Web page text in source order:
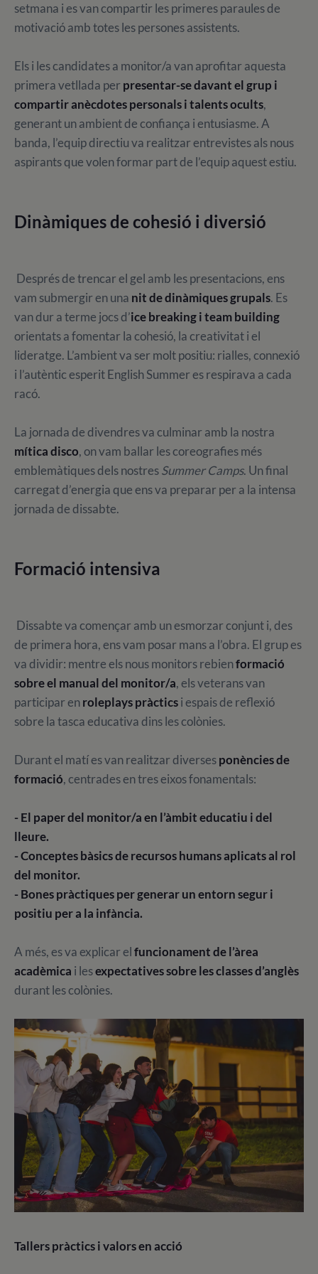
setmana i es van compartir les primeres paraules de
motivació amb totes les persones assistents.
Els i les candidates a monitor/a van aprofitar aquesta
primera vetllada perpresentar-se davant el grup i
compartir anècdotes personals i talents ocults,
generant un ambient de confiança i entusiasme. A
banda, l’equip directiu va realitzar entrevistes als nous
aspirants que volen formar part de l’equip aquest estiu.
Dinàmiques de cohesió i diversió
Després de trencar el gel amb les presentacions, ens
vam submergir en una nit de dinàmiques grupals. Es
van dur a terme jocs d’ice breaking i team building
orientats a fomentar la cohesió, la creativitat i el
lideratge. L’ambient va ser molt positiu: rialles, connexió
i l’autèntic esperit English Summer es respirava a cada
racó.
La jornada de divendres va culminar amb la nostra
mítica disco, on vam ballar les coreografies més
emblemàtiques dels nostresSummer Camps. Un final
carregat d’energia que ens va preparar per a la intensa
jornada de dissabte.
Formació intensiva
Dissabte va començar amb un esmorzar conjunt i, des
de primera hora, ens vam posar mans a l’obra. El grup es
va dividir: mentre els nous monitors rebienformació
sobre el manual del monitor/a, els veterans van
participar enroleplays pràcticsi espais de reflexió
sobre la tasca educativa dins les colònies.
Durant el matí es van realitzar diversesponències de
formació, centrades en tres eixos fonamentals:
- El paper del monitor/a en l’àmbit educatiu i del
lleure.
- Conceptes bàsics de recursos humans aplicats al rol
del monitor.
- Bones pràctiques per generar un entorn segur i
positiu per a la infància.
A més, es va explicar elfuncionament de l’àrea
acadèmica i lesexpectatives sobre les classes d’anglès
durant les colònies.
Tallers pràctics i valors en acció